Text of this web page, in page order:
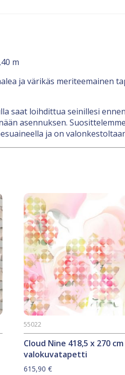
m
ja värikäs meriteemainen
saat loihdittua seinillesi
asennuksen.
ja on
Cloud Nine 418,5 x 270 cm
valokuvatapetti
55022
615,90 €